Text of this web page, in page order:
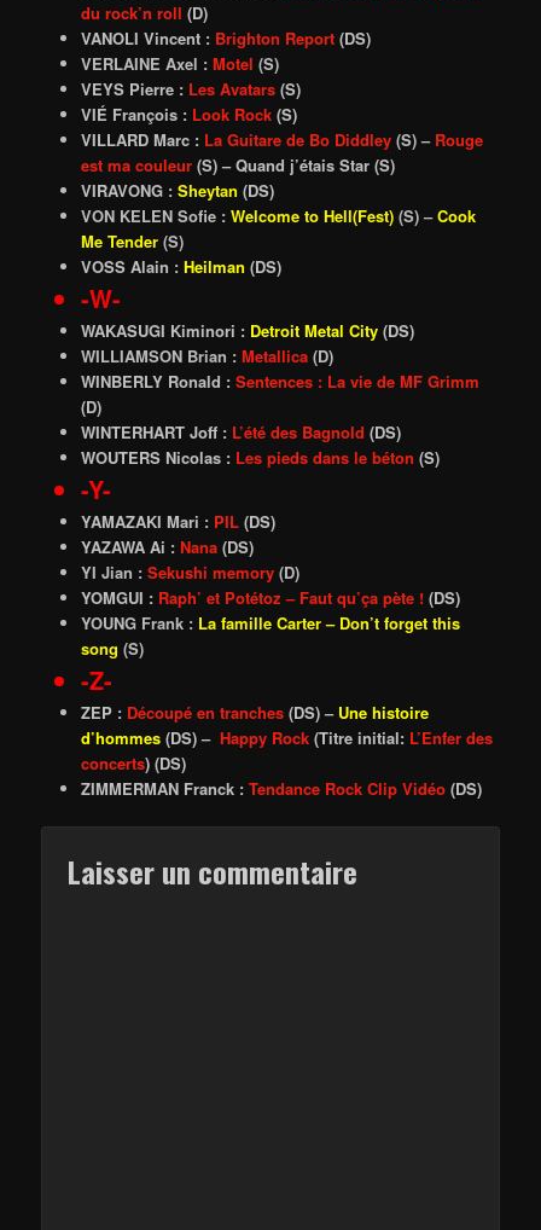
du rock’n roll (D)
VANOLI Vincent : Brighton Report(DS)
VERLAINE Axel : Motel (S)
VEYS Pierre : Les Avatars(S)
VIÉ François : Look Rock(S)
VILLARD Marc : La Guitare de Bo Diddley(S) – Rouge
est ma couleur (S) –Quand j’étais Star(S)
VIRAVONG : Sheytan (DS)
VON KELEN Sofie : Welcome to Hell(Fest)(S) –Cook
Me Tender(S)
VOSS Alain : Heilman (DS)
-W-
WAKASUGI Kiminori : Detroit Metal City(DS)
WILLIAMSON Brian : Metallica(D)
WINBERLY Ronald : Sentences : La vie de MF Grimm
(D)
WINTERHART Joff : L’été des Bagnold (DS)
WOUTERS Nicolas : Les pieds dans le béton (S)
-Y-
YAMAZAKI Mari : PIL(DS)
YAZAWA Ai : Nana(DS)
YI Jian : Sekushi memory(D)
YOMGUI : Raph’ et Potétoz – Faut qu’ça pète !(DS)
YOUNG Frank : La famille Carter – Don’t forget this
song (S)
-Z-
ZEP : Découpé en tranches(DS) – Une histoire
d’hommes(DS) – Happy Rock(Titre initial: L’Enfer des
concerts) (DS)
ZIMMERMAN Franck : Tendance Rock Clip Vidéo (DS)
Laisser un commentaire